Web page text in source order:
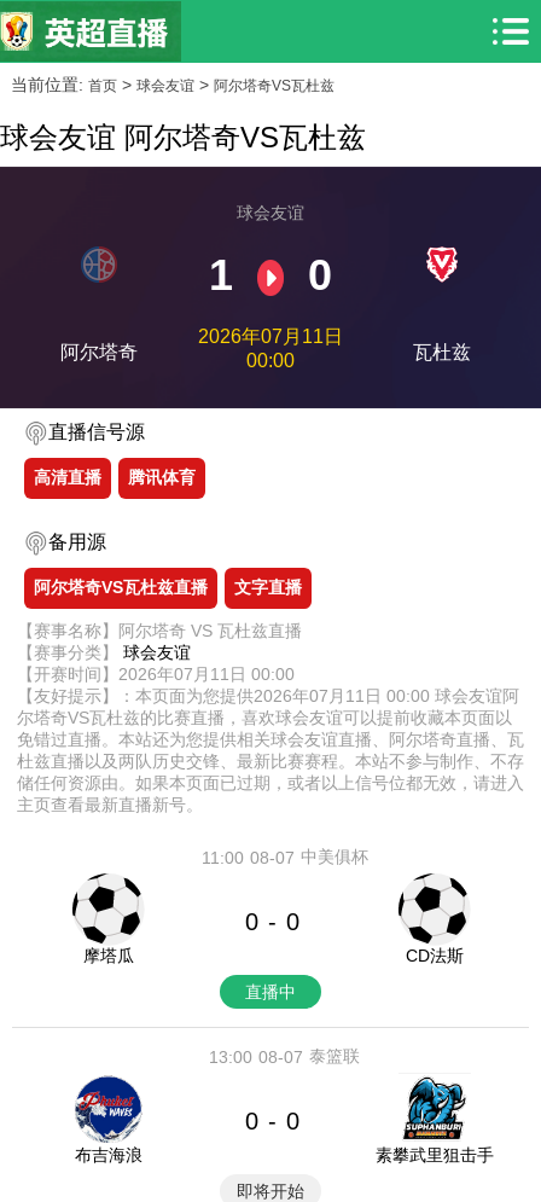
当前位置: 首页> 球会友谊> 阿尔塔奇VS瓦杜兹
球会友谊 阿尔塔奇VS瓦杜兹
阿尔塔奇
球会友谊
1 0
2026年07月11日
00:00
瓦杜兹
直播信号源
高清直播 腾讯体育
备用源
阿尔塔奇VS瓦杜兹直播 文字直播
【赛事名称】阿尔塔奇 VS 瓦杜兹直播
【赛事分类】 球会友谊
【开赛时间】2026年07月11日 00:00
【友好提示】：本页面为您提供2026年07月11日 00:00 球会友谊阿
尔塔奇VS瓦杜兹的比赛直播，喜欢球会友谊可以提前收藏本页面以
免错过直播。本站还为您提供相关球会友谊直播、阿尔塔奇直播、瓦
杜兹直播以及两队历史交锋、最新比赛赛程。本站不参与制作、不存
储任何资源由。如果本页面已过期，或者以上信号位都无效，请进入
主页查看最新直播新号。
08-07
11:00 中美俱杯
摩塔瓜
0 - 0
CD法斯
直播中
08-07
13:00 泰篮联
布吉海浪
0 - 0
素攀武里狙击手
即将开始